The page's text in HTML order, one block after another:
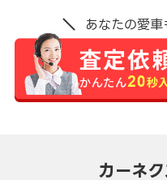
あなたの愛車
カーネ